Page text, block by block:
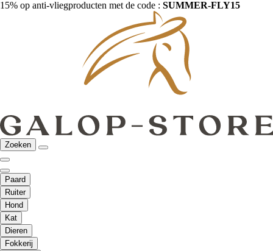
15% op anti-vliegproducten met de code : SUMMER-FLY15
Zoeken
Paard
Ruiter
Hond
Kat
Dieren
Fokkerij